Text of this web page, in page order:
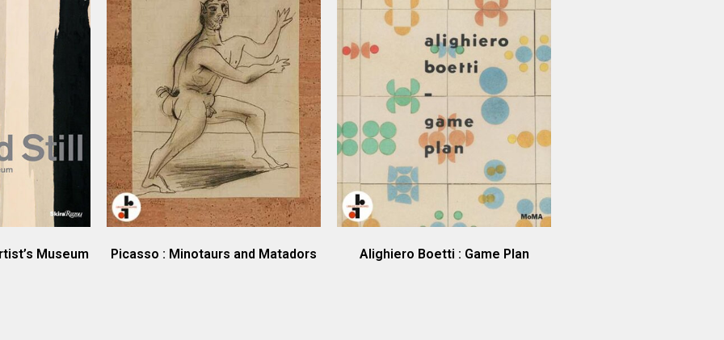
Museum Picasso : Minotaurs and Matadors Alighiero Boetti : Game Plan